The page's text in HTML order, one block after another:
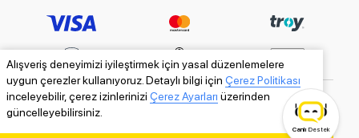
Alışveriş deneyimizi iyileştirmek için yasal düzenlemelere
uygun çerezler kullanıyoruz. Detaylı bilgi için Çerez Politikası
inceleyebilir, çerez izinlerinizi Çerez Ayarları üzerinden
güncelleyebilirsiniz.
Canlı Destek